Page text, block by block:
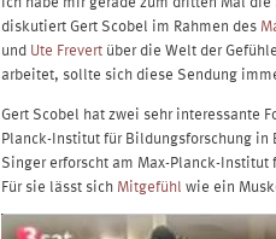
diskutiert Gert Scobel im Rahmen des
und Ute Frevert über die Welt der
arbeitet, sollte sich diese Sendung
Gert Scobel hat zwei sehr interessante
Planck-Institut für Bildungsforschung
Singer erforscht am Max-Planck-
Für sie lässt sich Mitgefühl wie ein